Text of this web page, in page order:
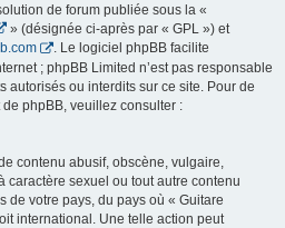
de forum publiée sous la «
» (désignée ci-après par « GPL ») et
. Le logiciel phpBB facilite
; phpBB Limited n’est pas responsable
autorisés ou interdits sur ce site. Pour de
phpBB, veuillez consulter :
contenu abusif, obscène, vulgaire,
caractère sexuel ou tout autre contenu
de votre pays, du pays où « Guitare
international. Une telle action peut